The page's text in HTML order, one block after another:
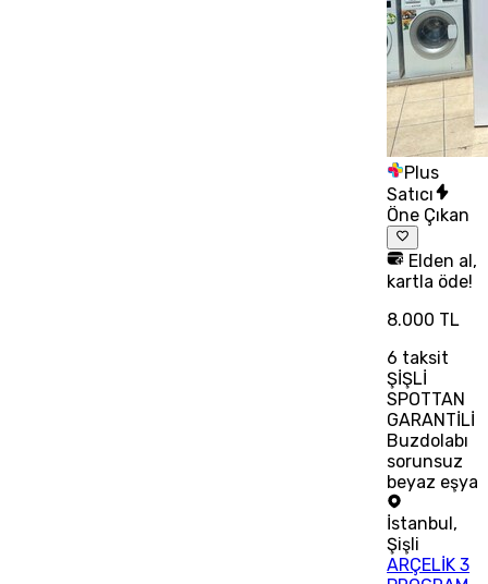
Plus
Satıcı
Öne Çıkan
Elden al,
kartla öde!
8.000 TL
6 taksit
ŞİŞLİ
SPOTTAN
GARANTİLİ
Buzdolabı
sorunsuz
beyaz eşya
İstanbul ,
Şişli
ARÇELİK 3